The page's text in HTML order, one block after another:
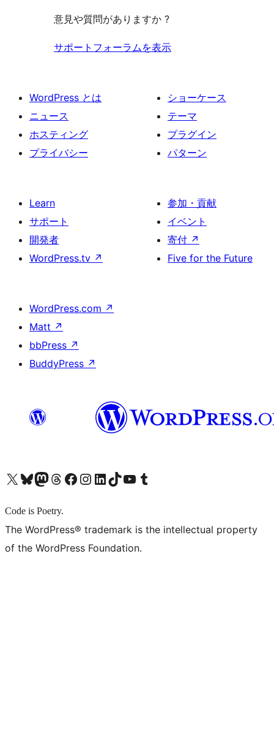
意見や質問がありますか ?
サポートフォーラムを表示
WordPress とは
ニュース
ホスティング
プライバシー
ショーケース
テーマ
プラグイン
パターン
Learn
サポート
開発者
WordPress.tv ↗
参加・貢献
イベント
寄付 ↗
Five for the Future
WordPress.com ↗
Matt ↗
bbPress ↗
BuddyPress ↗
X (旧 Twitter) アカウントへBluesky アカウントへMastodon アカウントへThreads アカウントへ Facebook ページへInstagram アカウントへ LinkedIn アカウントへTikTok アカウントへYouTube チャンネルへ Tumblr アカウントへ
Code is Poetry.
The WordPress® trademark is the intellectual property
of the WordPress Foundation.